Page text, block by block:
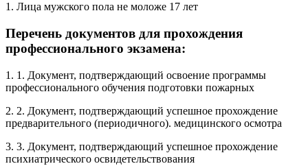
1. Лица мужского пола не моложе 17 лет
Перечень документов для прохождения
профессионального экзамена:
1. 1. Документ, подтверждающий освоение программы
профессионального обучения подготовки пожарных
2. 2. Документ, подтверждающий успешное прохождение
предварительного (периодичного). медицинского осмотра
3. 3. Документ, подтверждающий успешное прохождение
психиатрического освидетельствования